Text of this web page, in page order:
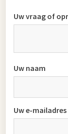
Uw vraag of
Uw naam
Uw e-mailadres